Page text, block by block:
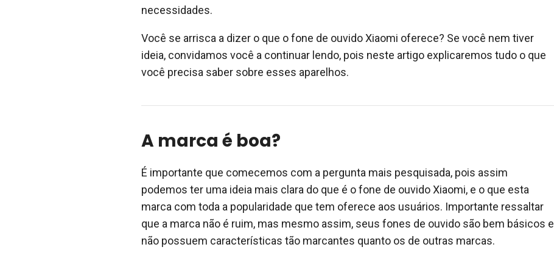
necessidades.
Você se arrisca a dizer o que o fone de ouvido Xiaomi oferece? Se você nem tiver
ideia, convidamos você a continuar lendo, pois neste artigo explicaremos tudo o que
você precisa saber sobre esses aparelhos.
A marca é boa?
É importante que comecemos com a pergunta mais pesquisada, pois assim
podemos ter uma ideia mais clara do que é o fone de ouvido Xiaomi, e o que esta
marca com toda a popularidade que tem oferece aos usuários. Importante ressaltar
que a marca não é ruim, mas mesmo assim, seus fones de ouvido são bem básicos e
não possuem características tão marcantes quanto os de outras marcas.